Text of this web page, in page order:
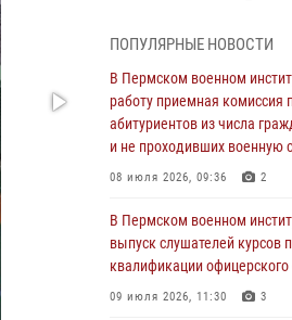
В Пермском военном
учебно-методические сборы
руководителями групп
подготовки
23 июля 2026, 12:00 12
тактики служебно-боевого
национальной гвардии
Федерации проводится
ПОПУЛЯРНЫЕ НОВОСТИ
В Пермском военном
работу приемная комиссия
абитуриентов из числа
и не проходивших военную
08 июля 2026, 09:36 2
В Пермском военном
выпуск слушателей курсов
квалификации офицерского
09 июля 2026, 11:30 3